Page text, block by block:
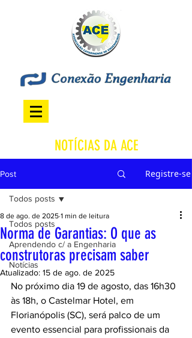
NOTÍCIAS DA ACE
Post Registre-se
Todos posts
Aprendendo c/ a Engenharia
Notícias
Todos posts
Norma de Garantias: O que as
construtoras precisam saber
8 de ago. de 2025 1 min de leitura
Atualizado: 15 de ago. de 2025
No próximo dia 19 de agosto, das 16h30
às 18h, o Castelmar Hotel, em
Florianópolis (SC), será palco de um
evento essencial para profissionais da